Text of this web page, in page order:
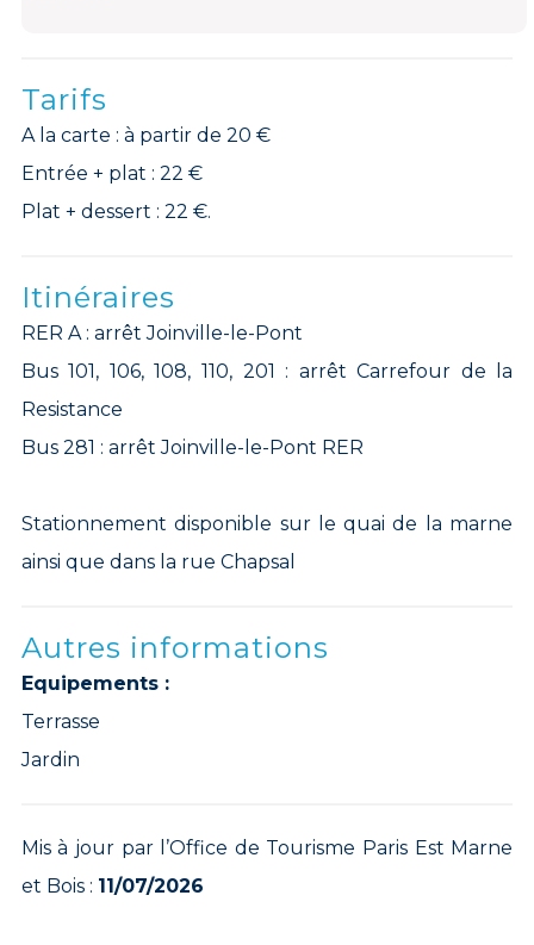
Tarifs
A la carte : à partir de 20 €
Entrée + plat : 22 €
Plat + dessert : 22 €.
Itinéraires
RER A : arrêt Joinville-le-Pont
Bus 101, 106, 108, 110, 201 : arrêt Carrefour de la
Resistance
Bus 281 : arrêt Joinville-le-Pont RER
Stationnement disponible sur le quai de la marne
ainsi que dans la rue Chapsal
Autres informations
Equipements :
Terrasse
Jardin
Mis à jour par l’Office de Tourisme Paris Est Marne
et Bois : 11/07/2026